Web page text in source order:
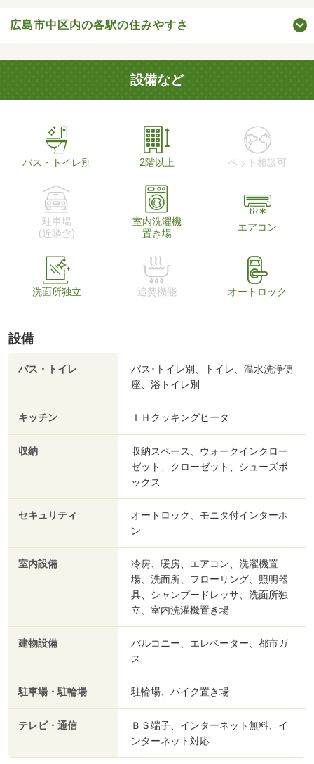
広島市中区内の各駅の住みやすさ
設備など
バス・トイレ別 2階以上 ペット相談可
駐車場
(近隣含)
室内洗濯機
置き場
エアコン
洗面所独立 追焚機能 オートロック
設備
バス・トイレ
バス･トイレ別、トイレ、温水洗浄便
座、浴トイレ別
キッチン ＩＨクッキングヒータ
収納
収納スペース、ウォークインクロー
ゼット、クローゼット、シューズボ
ックス
セキュリティ
オートロック、モニタ付インターホ
ン
室内設備
冷房、暖房、エアコン、洗濯機置
場、洗面所、フローリング、照明器
具、シャンプードレッサ、洗面所独
立、室内洗濯機置き場
建物設備
バルコニー、エレベーター、都市ガ
ス
駐車場・駐輪場 駐輪場、バイク置き場
テレビ・通信
ＢＳ端子、インターネット無料、イ
ンターネット対応